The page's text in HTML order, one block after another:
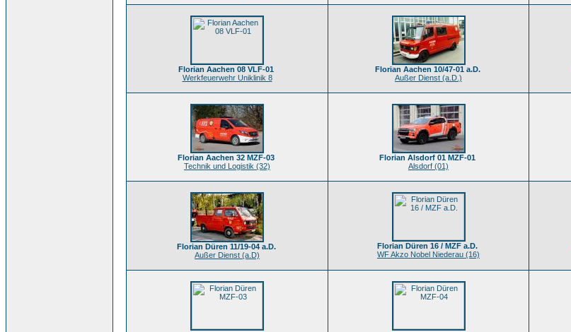
Florian Aachen 08 VLF-01
Werkfeuerwehr Uniklinik 8
Florian Aachen 10/47-01 a.D.
Außer Dienst (a.D.)
Florian Aachen 32 MZF-03
Technik und Logistik (32)
Florian Alsdorf 01 MZF-01
Alsdorf (01)
Florian Düren 11/19-04 a.D.
Außer Dienst (a.D)
Florian Düren 16 / MZF a.D.
WF Akzo Nobel Niederau (16)